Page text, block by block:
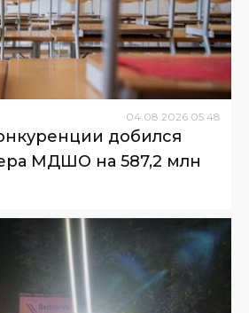
04 08 2026 05:48
добился
МДШО на 587,2 млн